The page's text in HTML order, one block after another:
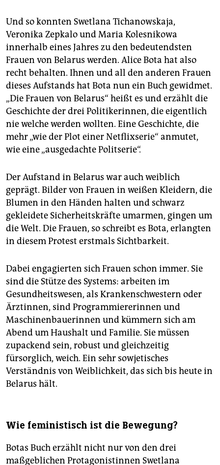
Und so konnten Swetlana Tichanowskaja,
Veronika Zepkalo und Maria Kolesnikowa
innerhalb eines Jahres zu den bedeutendsten
Frauen von Belarus werden. Alice Bota hat also
recht behalten. Ihnen und all den anderen Frauen
dieses Aufstands hat Bota nun ein Buch gewidmet.
„Die Frauen von Belarus“ heißt es und erzählt die
Geschichte der drei Politikerinnen, die eigentlich
nie welche werden wollten. Eine Geschichte, die
mehr „wie der Plot einer Netflixserie“ anmutet,
wie eine „ausgedachte Politserie“.
Der Aufstand in Belarus war auch weiblich
geprägt. Bilder von Frauen in weißen Kleidern, die
Blumen in den Händen halten und schwarz
gekleidete Sicherheitskräfte umarmen, gingen um
die Welt. Die Frauen, so schreibt es Bota, erlangten
in diesem Protest erstmals Sichtbarkeit.
Dabei engagierten sich Frauen schon immer. Sie
sind die Stütze des Systems: arbeiten im
Gesundheitswesen, als Krankenschwestern oder
Ärztinnen, sind Programmiererinnen und
Maschinenbauerinnen und kümmern sich am
Abend um Haushalt und Familie. Sie müssen
zupackend sein, robust und gleichzeitig
fürsorglich, weich. Ein sehr sowjetisches
Verständnis von Weiblichkeit, das sich bis heute in
Belarus hält.
Wie feministisch ist die Bewegung?
Botas Buch erzählt nicht nur von den drei
maßgeblichen Protagonistinnen Swetlana